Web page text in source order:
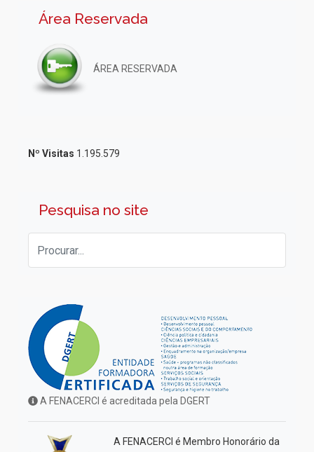
Área Reservada
ÁREA RESERVADA
Nº Visitas 1.195.579
Pesquisa no site
A FENACERCI é acreditada pela DGERT
A FENACERCI é Membro Honorário da